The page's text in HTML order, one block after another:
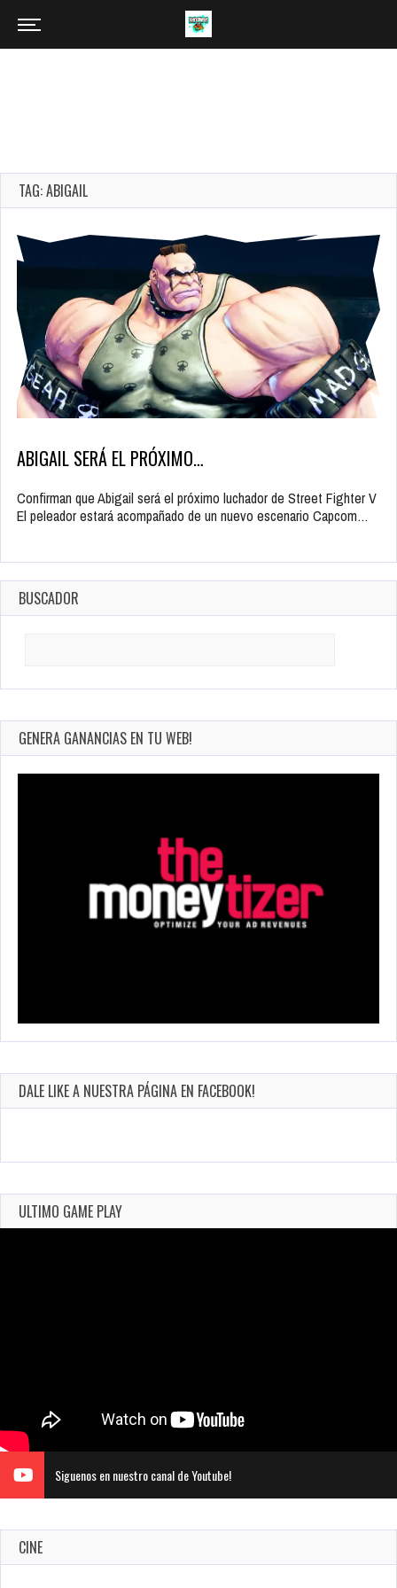
TAG: ABIGAIL
ABIGAIL SERÁ EL PRÓXIMO…
Confirman que Abigail será el próximo luchador de Street Fighter V
El peleador estará acompañado de un nuevo escenario Capcom…
BUSCADOR
GENERA GANANCIAS EN TU WEB!
DALE LIKE A NUESTRA PÁGINA EN FACEBOOK!
ULTIMO GAME PLAY
Siguenos en nuestro canal de Youtube!
CINE